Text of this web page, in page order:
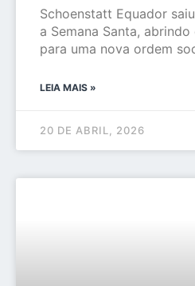
Schoenstatt Equador
a Semana Santa,
para uma nova ordem
LEIA MAIS »
20 DE ABRIL, 2026